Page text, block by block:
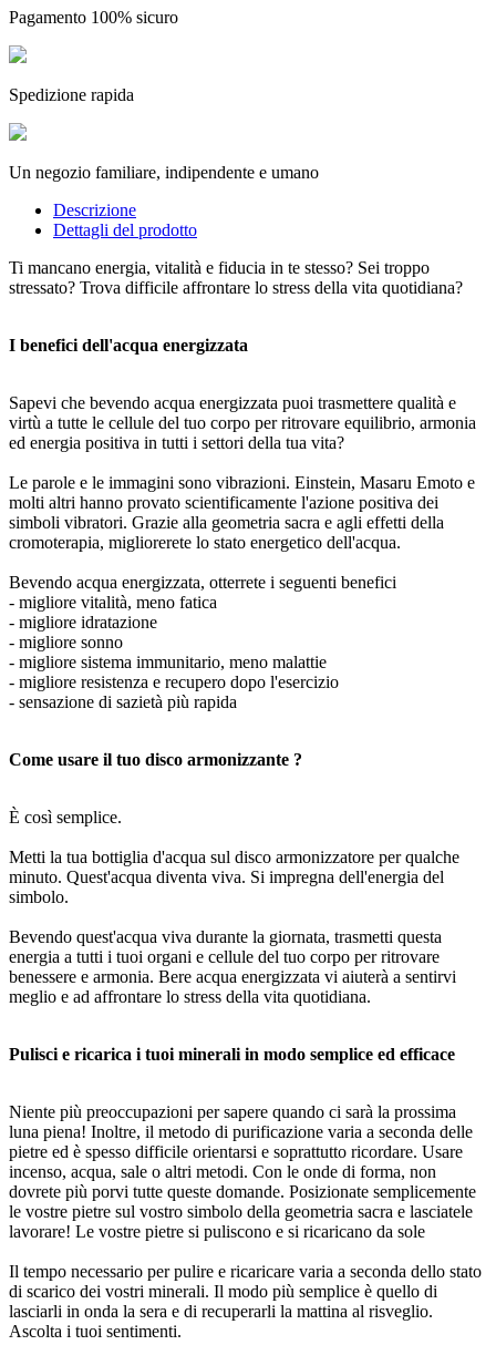
Pagamento 100% sicuro
Spedizione rapida
Un negozio familiare, indipendente e umano
Descrizione
Dettagli del prodotto
Ti mancano energia, vitalità e fiducia in te stesso? Sei troppo
stressato? Trova difficile affrontare lo stress della vita quotidiana?
I benefici dell'acqua energizzata
Sapevi che bevendo acqua energizzata puoi trasmettere qualità e
virtù a tutte le cellule del tuo corpo per ritrovare equilibrio, armonia
ed energia positiva in tutti i settori della tua vita?
Le parole e le immagini sono vibrazioni. Einstein, Masaru Emoto e
molti altri hanno provato scientificamente l'azione positiva dei
simboli vibratori. Grazie alla geometria sacra e agli effetti della
cromoterapia, migliorerete lo stato energetico dell'acqua.
Bevendo acqua energizzata, otterrete i seguenti benefici
- migliore vitalità, meno fatica
- migliore idratazione
- migliore sonno
- migliore sistema immunitario, meno malattie
- migliore resistenza e recupero dopo l'esercizio
- sensazione di sazietà più rapida
Come usare il tuo disco armonizzante ?
È così semplice.
Metti la tua bottiglia d'acqua sul disco armonizzatore per qualche
minuto. Quest'acqua diventa viva. Si impregna dell'energia del
simbolo.
Bevendo quest'acqua viva durante la giornata, trasmetti questa
energia a tutti i tuoi organi e cellule del tuo corpo per ritrovare
benessere e armonia. Bere acqua energizzata vi aiuterà a sentirvi
meglio e ad affrontare lo stress della vita quotidiana.
Pulisci e ricarica i tuoi minerali in modo semplice ed efficace
Niente più preoccupazioni per sapere quando ci sarà la prossima
luna piena! Inoltre, il metodo di purificazione varia a seconda delle
pietre ed è spesso difficile orientarsi e soprattutto ricordare. Usare
incenso, acqua, sale o altri metodi. Con le onde di forma, non
dovrete più porvi tutte queste domande. Posizionate semplicemente
le vostre pietre sul vostro simbolo della geometria sacra e lasciatele
lavorare! Le vostre pietre si puliscono e si ricaricano da sole
Il tempo necessario per pulire e ricaricare varia a seconda dello stato
di scarico dei vostri minerali. Il modo più semplice è quello di
lasciarli in onda la sera e di recuperarli la mattina al risveglio.
Ascolta i tuoi sentimenti.